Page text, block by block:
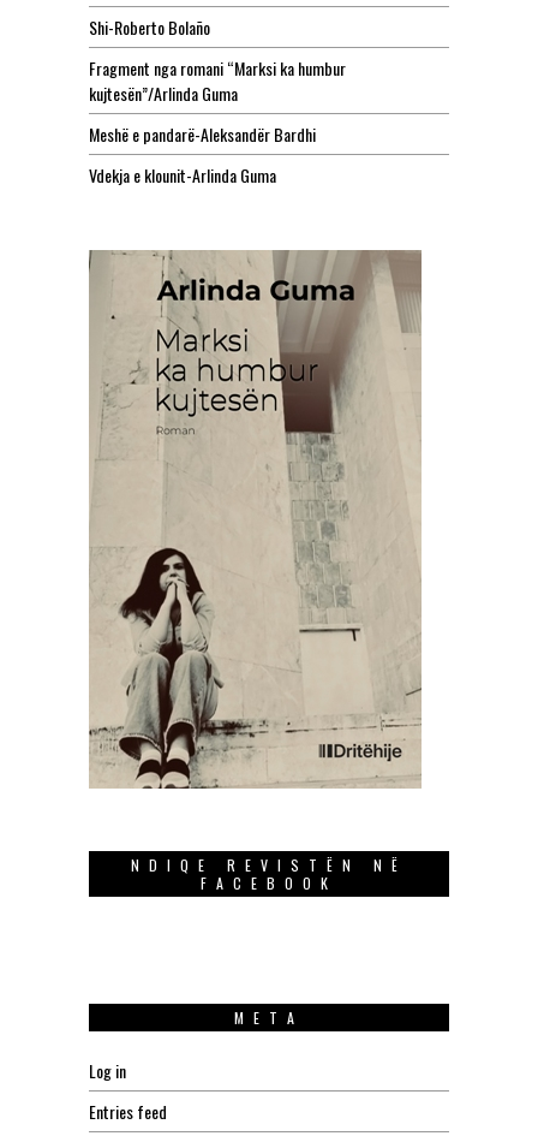
Shi-Roberto Bolaño
Fragment nga romani “Marksi ka humbur
kujtesën”/Arlinda Guma
Meshë e pandarë-Aleksandër Bardhi
Vdekja e klounit-Arlinda Guma
NDIQE REVISTËN NË
FACEBOOK
META
Log in
Entries feed